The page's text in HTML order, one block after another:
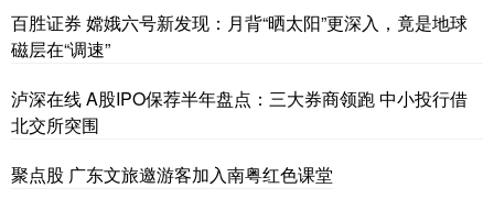
百胜证券 嫦娥六号新发现：月背“晒太阳”更深入，竟是地球
磁层在“调速”
泸深在线 A股IPO保荐半年盘点：三大券商领跑 中小投行借
北交所突围
聚点股 广东文旅邀游客加入南粤红色课堂